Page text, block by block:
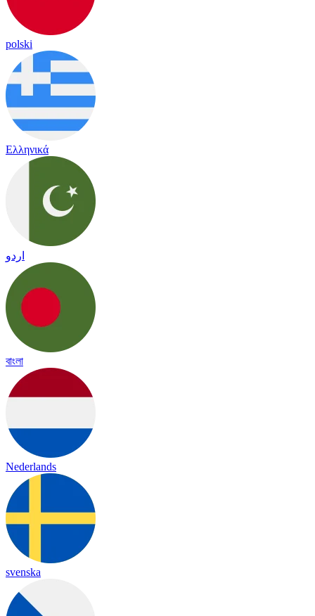
polski
Ελληνικά
اردو
বাংলা
Nederlands
svenska